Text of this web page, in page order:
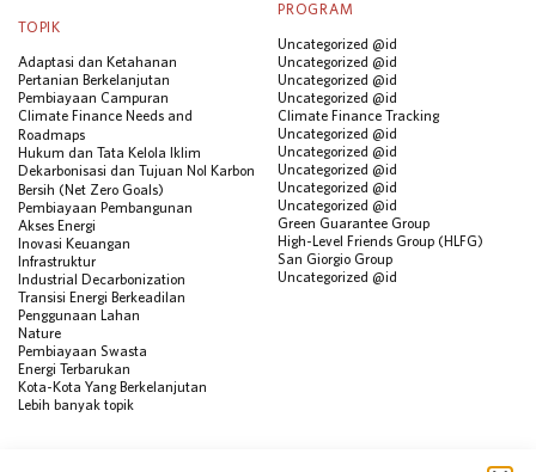
TOPIK
Adaptasi dan Ketahanan
Pertanian Berkelanjutan
Pembiayaan Campuran
Climate Finance Needs and
Roadmaps
Hukum dan Tata Kelola Iklim
Dekarbonisasi dan Tujuan Nol Karbon
Bersih (Net Zero Goals)
Pembiayaan Pembangunan
Akses Energi
Inovasi Keuangan
Infrastruktur
Industrial Decarbonization
Transisi Energi Berkeadilan
Penggunaan Lahan
Nature
Pembiayaan Swasta
Energi Terbarukan
Kota-Kota Yang Berkelanjutan
Lebih banyak topik
PROGRAM
Uncategorized @id
Uncategorized @id
Uncategorized @id
Uncategorized @id
Climate Finance Tracking
Uncategorized @id
Uncategorized @id
Uncategorized @id
Uncategorized @id
Uncategorized @id
Green Guarantee Group
High-Level Friends Group (HLFG)
San Giorgio Group
Uncategorized @id